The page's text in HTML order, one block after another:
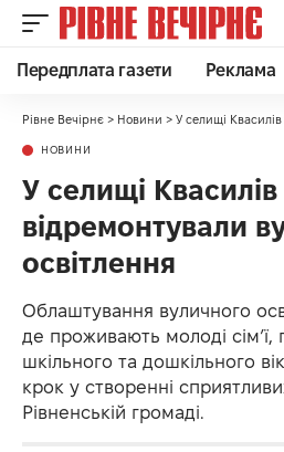
Передплата газети Реклама
Рівне Вечірнє > Новини > У селищі Квасилів
НОВИНИ
У селищі Квасилів
відремонтували
освітлення
Облаштування вуличного
де проживають молоді сім’ї,
шкільного та дошкільного
крок у створенні
Рівненській громаді.